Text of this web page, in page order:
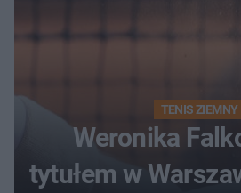
TENIS ZIEMNY
Weronika
tytułem w